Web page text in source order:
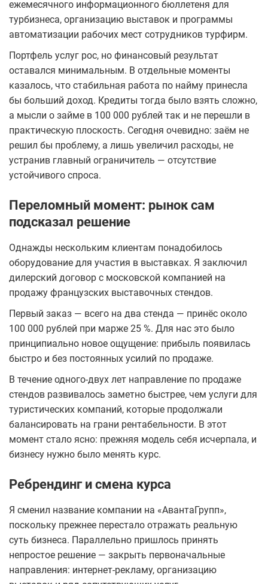
ежемесячного информационного бюллетеня для
турбизнеса, организацию выставок и программы
автоматизации рабочих мест сотрудников турфирм.
Портфель услуг рос, но финансовый результат
оставался минимальным. В отдельные моменты
казалось, что стабильная работа по найму принесла
бы больший доход. Кредиты тогда было взять сложно,
а мысли о займе в 100 000 рублей так и не перешли в
практическую плоскость. Сегодня очевидно: заём не
решил бы проблему, а лишь увеличил расходы, не
устранив главный ограничитель — отсутствие
устойчивого спроса.
Переломный момент: рынок сам
подсказал решение
Однажды нескольким клиентам понадобилось
оборудование для участия в выставках. Я заключил
дилерский договор с московской компанией на
продажу французских выставочных стендов.
Первый заказ — всего на два стенда — принёс около
100 000 рублей при марже 25 %. Для нас это было
принципиально новое ощущение: прибыль появилась
быстро и без постоянных усилий по продаже.
В течение одного-двух лет направление по продаже
стендов развивалось заметно быстрее, чем услуги для
туристических компаний, которые продолжали
балансировать на грани рентабельности. В этот
момент стало ясно: прежняя модель себя исчерпала, и
бизнесу нужно было менять курс.
Ребрендинг и смена курса
Я сменил название компании на «АвантаГрупп»,
поскольку прежнее перестало отражать реальную
суть бизнеса. Параллельно пришлось принять
непростое решение — закрыть первоначальные
направления: интернет-рекламу, организацию